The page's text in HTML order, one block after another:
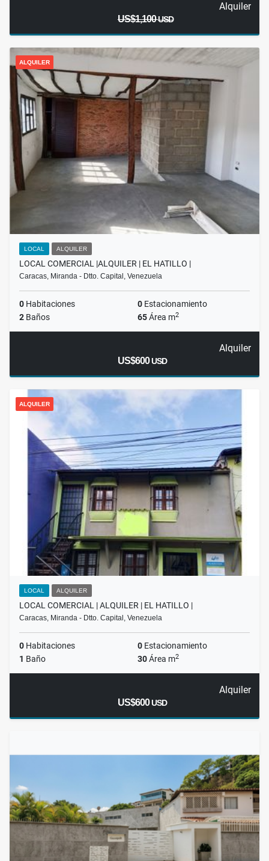
Alquiler
US$1,100USD
ALQUILER
LOCAL ALQUILER
LOCAL COMERCIAL |ALQUILER | EL HATILLO |
Caracas, Miranda - Dtto. Capital, Venezuela
0 Habitaciones 0 Estacionamiento
2 Baños 65Área m2
Alquiler
US$600USD
ALQUILER
LOCAL ALQUILER
LOCAL COMERCIAL | ALQUILER | EL HATILLO |
Caracas, Miranda - Dtto. Capital, Venezuela
0 Habitaciones 0 Estacionamiento
1 Baño 30Área m2
Alquiler
US$600USD